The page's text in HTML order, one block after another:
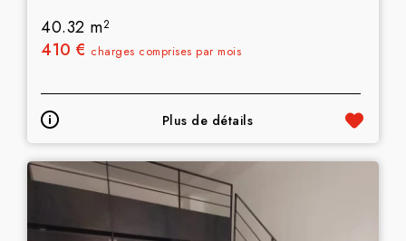
40.32 m2
410 € charges comprises par mois
Plus de détails